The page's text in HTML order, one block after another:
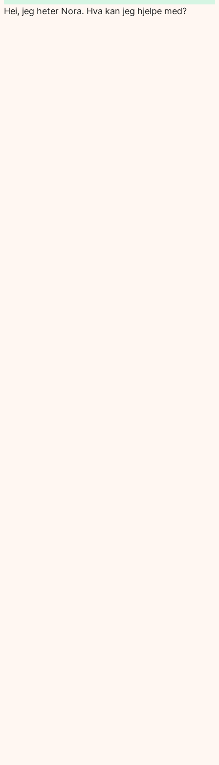
Hei, jeg heter Nora. Hva kan jeg hjelpe med?